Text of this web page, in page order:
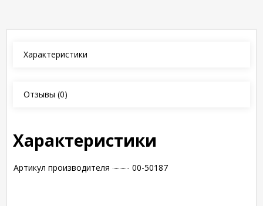
Характеристики
Отзывы (0)
Характеристики
Артикул производителя 00-50187